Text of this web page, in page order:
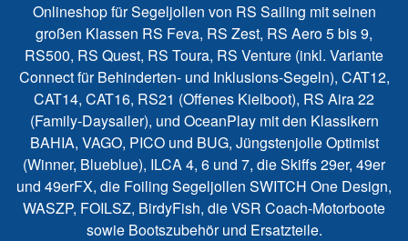
Onlineshop für Segeljollen von RS Sailing mit seinen
großen Klassen RS Feva, RS Zest, RS Aero 5 bis 9,
RS500, RS Quest, RS Toura, RS Venture (inkl. Variante
Connect für Behinderten- und Inklusions-Segeln), CAT12,
CAT14, CAT16, RS21 (Offenes Kielboot), RS Aira 22
(Family-Daysailer), und OceanPlay mit den Klassikern
BAHIA, VAGO, PICO und BUG, Jüngstenjolle Optimist
(Winner, Blueblue), ILCA 4, 6 und 7, die Skiffs 29er, 49er
und 49erFX, die Foiling Segeljollen SWITCH One Design,
WASZP, FOILSZ, BirdyFish, die VSR Coach-Motorboote
sowie Bootszubehör und Ersatzteile.